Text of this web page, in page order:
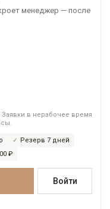
менеджер — после
в нерабочее время
Резерв 7 дней
₽
Войти